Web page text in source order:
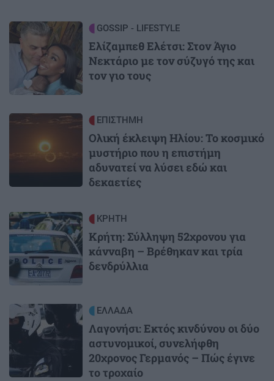
Image GOSSIP - LIFESTYLE
Ελίζαμπεθ Ελέτσι: Στον Άγιο
Νεκτάριο με τον σύζυγό της και
τον γιο τους
Image ΕΠΙΣΤΗΜΗ
Ολική έκλειψη Ηλίου: Το κοσμικό
μυστήριο που η επιστήμη
αδυνατεί να λύσει εδώ και
δεκαετίες
Image ΚΡΗΤΗ
Κρήτη: Σύλληψη 52χρονου για
κάνναβη – Βρέθηκαν και τρία
δενδρύλλια
Image ΕΛΛΑΔΑ
Λαγονήσι: Εκτός κινδύνου οι δύο
αστυνομικοί, συνελήφθη
20χρονος Γερμανός – Πώς έγινε
το τροχαίο